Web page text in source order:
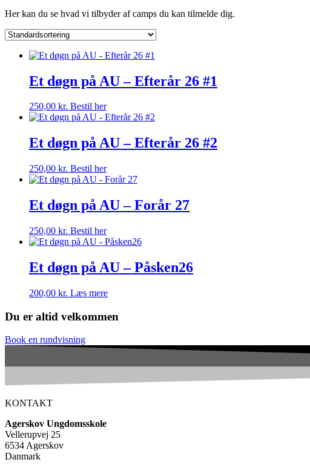
Her kan du se hvad vi tilbyder af camps du kan tilmelde dig.
Et døgn på AU – Efterår 26 #1
250,00 kr. Bestil her
Et døgn på AU – Efterår 26 #2
250,00 kr. Bestil her
Et døgn på AU – Forår 27
250,00 kr. Bestil her
Et døgn på AU – Påsken26
200,00 kr. Læs mere
Du er altid velkommen
Book en rundvisning
KONTAKT
Agerskov Ungdomsskole
Vellerupvej 25
6534 Agerskov
Danmark